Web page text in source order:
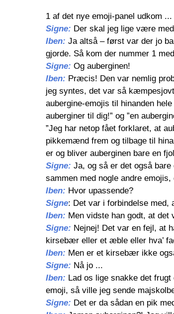
1 af det nye emoji-panel udkom ...
Signe: Der skal jeg lige være
Iben: Ja altså – først var der jo
gjorde. Så kom der nummer 1
Signe: Og auberginen!
Iben: Præcis! Den var nemlig
jeg syntes, det var så
aubergine-emojis til hinanden
auberginer til dig!” og ”en
”Jeg har netop fået forklaret, at
pikkemænd frem og tilbage til
er og bliver auberginen bare en
Signe: Ja, og så er det også
sammen med nogle andre
Iben: Hvor upassende?
Signe: Det var i forbindelse med,
Iben: Men vidste han godt, at det
Signe: Nejnej! Det var en fejl, at
kirsebær eller et æble eller hva’
Iben: Men er et kirsebær ikke
Signe: Nå jo ...
Iben: Lad os lige snakke det
emoji, så ville jeg sende
Signe: Det er da sådan en pik